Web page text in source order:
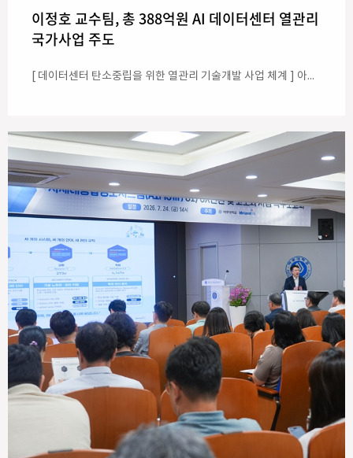
이정호 교수팀, 총 388억원 AI 데이터센터 열관리
국가사업 주도
[ 데이터센터 탄소중립을 위한 열관리 기술개발 사업 체계 ] 아주대학교가 산업통상자원부 및 기후에너지환경부가 추진하는 대형 국가연구개발 및 인력양성 사업의 주관연구개발기관으로 연속 선정됐다. 이번 선정으로 아주대는 최근 인공지능(AI) 발전과 함께 핵심 과제로 떠오른 'AI 데이터센터 열관리' 분야에서 국가 연구연구개발사업과 전문 인재 양성을 주도하게 된다. 아주대가 이번에 주관하는 사업은 ▲데이터센터 탄소중립을 위한 열관리 기술개발 및 실증 사업(총 354억 원)과 ▲스마트 에너지-AI 열유체기기 시스템 중견기업 특화 인력양성사업(총 34억 원) 등 2개 과제로, 총 사업비 규모는 약 388억 원에 달한다. ◇ AI 데이터센터 전력·열 잡는다… 354억 규모 차세대 열관리 기술개발 총괄 아주대는 산업통상자원부사업으로 한국산업기술기획평가원(KEIT)이 주관하는 '데이터센터 탄소중립을 위한 열관리 기술개발 및 실증' 과제의 총괄주관기관으로 선정됐다. 이번 사업은 인공지능(AI) 기술 확산으로 전력 소비가 급증하는 데이터센터의 열을 효과적으로 식혀 에너지를 절감하고 탄소 배출을 줄이는 차세대 열관리 기술 개발을 목표로 한다. 2026년 4월부터 2030년 12월까지 4년 9개월 동안 총 354억 2천만 원(정부지원금 276억 원)의 연구비가 투입된다. 데이터센터는 수많은 컴퓨터 서버가 모여 있어 막대한 열이 발생하며, 이를 식히는 냉각장치에 전체 전력의 절반 가까이가 소비된다. 현재 국내 데이터센터의 95% 이상은 '공기냉각 방식'을 사용하고 있어 전력 효율이 낮은 편이다. 연구진은 데이터센터의 전력사용효율(PUE, Power Usage Effectiveness)을 기존 1.5 수준에서 1.2 이하로 낮추고, 향후 차세대 '액체냉각 기술'까지 연계해 PUE 1.1 수준을 달성한다는 계획이다. PUE는 데이터센터의 전력 사용 효율성을 나타내는 지표로, 전체 전력 소비량을 실제 IT 장비가 소비하는 전력량으로 나누어 계산한다. 전체 소비 전력에는 IT 장비 외에 냉각이나 비상 전력 등이 포함되는데, 이 중 대부분이 냉각에 사용된다. 수치가 1에 가까울수록 낭비되는 전력이 없다는 뜻이며, 소수점 이하의 숫자는 주로 냉각에 쓰이는 전력 비중을 나타낸다. 특히 고성능 AI 서버(GPU 등)는 막대한 열을 발산하므로 효율적으로 식히지 못하면 막대한 전기요금이 발생할 수밖에 없어 관련 연구와 투자가 활발히 이뤄지고 있다. 이번 사업은 총 3개 세부 과제로 나뉘어 아주대 이정호 교수의 책임하에 산·학·연 협력으로 진행된다. ▲ 1세부과제(아주대 주관): 광섬유를 이용해 데이터센터 내부(칩·서버·랙)의 온도를 실시간으로 측정하는 '멀티스케일 광섬유 분포센싱(DTS)' 기술과 AI 기반의 온도부하 예측 알고리즘을 개발한다. ▲ 2세부과제(㈜쿨마이크로 주관): 내부에서 바로 열을 식히는 저전력 슬림팬 기반 '인랙(In-Rack) 냉각 시스템'과 자체 판단 제어가 가능한 '온디바이스 AI' 기술을 개발한다. ▲ 3세부과제(한국기계연구원 주관): 데이터센터 전체의 열관리 상태를 한눈에 파악하는 통합 모니터링 플랫폼을 구축하고, 롯데이노베이트 등 실제 운영 중인 데이터센터에서 성능을 검증한다. ◇ AI·방산·열유체 현장 맞춤형 석·박사 인재 양성… 34억 투입 아주대는 기후에너지환경부사업으로 한국에너지기술평가원(KETEP)이 추진하는 '스마트 에너지-AI 열유체기기 시스템 중견기업 특화 인력양성사업'의 주관기관으로도 지정됐다. 이 사업은 2026년 4월부터 2030년 12월까지 4년 9개월간 총 33억 9천만 원을 들여, AI 데이터센터, 방위산업, 스마트 열유체(공기조화·펌프·열교환기 등) 분야에 즉시 투입 가능한 석·박사급 전문인력을 양성하는 프로젝트다. 아주대는 중앙대, KAIST 등 대학과 SK이노베이션, 한온시스템, 퍼스텍 등 주요 기업들과 컨소시엄을 구성했다. 이와 함께 한화에어로스페이스, LG전자, LIG넥스원, 두산에너빌리티 등 14개 협력기관과 손잡고 산업 현장에 필요한 맞춤형 교육을 진행한다. 대학 측은 ▲AI 데이터센터 열관리 ▲AI 방위산업 열관리 ▲AI 스마트 열유체 등 3개 특화 교육 트랙을 신설하고, 실제 기업 과제를 해결하는 프로젝트 중심 학습(PBL)과 현장실습, 인턴십을 운영해 학생들의 실무 능력을 높일 예정이다. 총괄 연구책임자인 이정호 아주대 기계공학과 교수(사진)는 “본격적인 AI 시대를 맞아 데이터센터를 앞다투어 설립하고 있지만, 전력 공급에 대한 효과적인 해결책은 제시되지 못하고 있다”며 “보다 혁신적인 냉각 기술로 데이터센터 소비 전력의 약 40%를 절약할 수 있어 전력 난해를 해결하는 데 기여할 것”이라고 말했다. 이어 “혁신적인 열관리 기술 개발과 인재 양성을 통해 앞으로 펼쳐지게 되는 AI-데이터센터 분야에서의 퍼스트 무버(First Mover)로 도약하겠다”는 포부를 밝혔다. [ 첨단열관리 실험실 모습(좌)과 실험실 연구원들(우)]